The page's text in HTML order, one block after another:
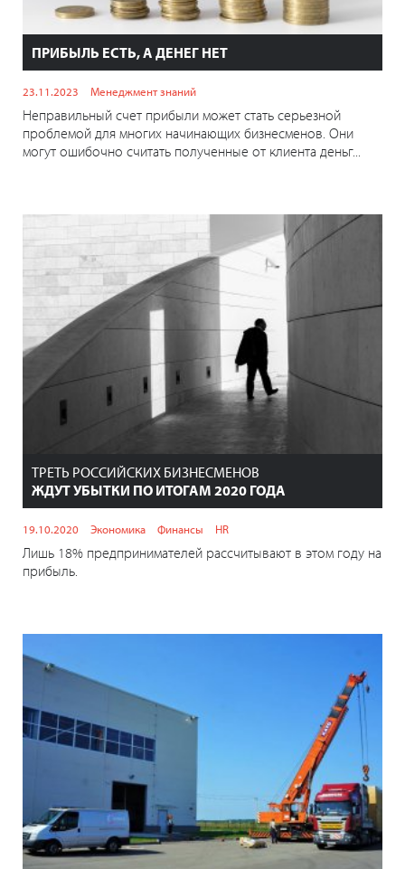
ПРИБЫЛЬ ЕСТЬ, А ДЕНЕГ НЕТ
23.11.2023 Менеджмент знаний
Неправильный счет прибыли может стать серьезной
проблемой для многих начинающих бизнесменов. Они
могут ошибочно считать полученные от клиента деньг...
ТРЕТЬ РОССИЙСКИХ БИЗНЕСМЕНОВ
ЖДУТ УБЫТКИ ПО ИТОГАМ 2020 ГОДА
19.10.2020 Экономика Финансы HR
Лишь 18% предпринимателей рассчитывают в этом году на
прибыль.